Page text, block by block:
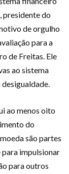
presidente do
de orgulho
para a
de Freitas. Ele
ao sistema
ao menos oito
do
são partes
impulsionar
para outros